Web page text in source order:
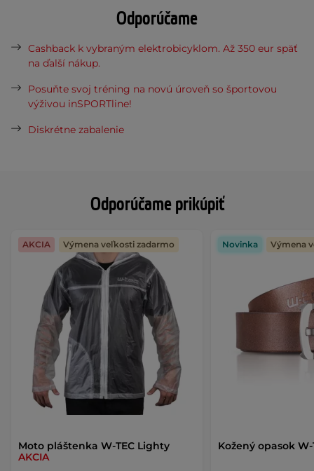
Odporúčame prikúpiť
Moto pláštenka W-TEC Lighty
AKCIA
AKCIA Výmena veľkosti zadarmo
Kožený opasok
Novinka Výmena
Odporúčame
Cashback k vybraným elektrobicyklom. Až 350 eur späť
na ďalší nákup.
Posuňte svoj tréning na novú úroveň so športovou
výživou inSPORTline!
Diskrétne zabalenie